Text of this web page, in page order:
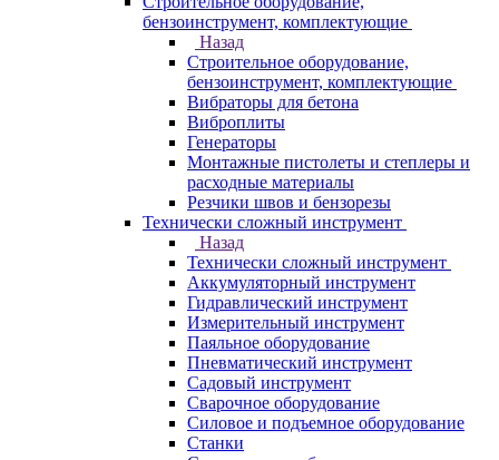
бензоинструмент, комплектующие
Назад
Строительное оборудование,
бензоинструмент, комплектующие
Вибраторы для бетона
Виброплиты
Генераторы
Монтажные пистолеты и степлеры и
расходные материалы
Резчики швов и бензорезы
Технически сложный инструмент
Назад
Технически сложный инструмент
Аккумуляторный инструмент
Гидравлический инструмент
Измерительный инструмент
Паяльное оборудование
Пневматический инструмент
Садовый инструмент
Сварочное оборудование
Силовое и подъемное оборудование
Станки